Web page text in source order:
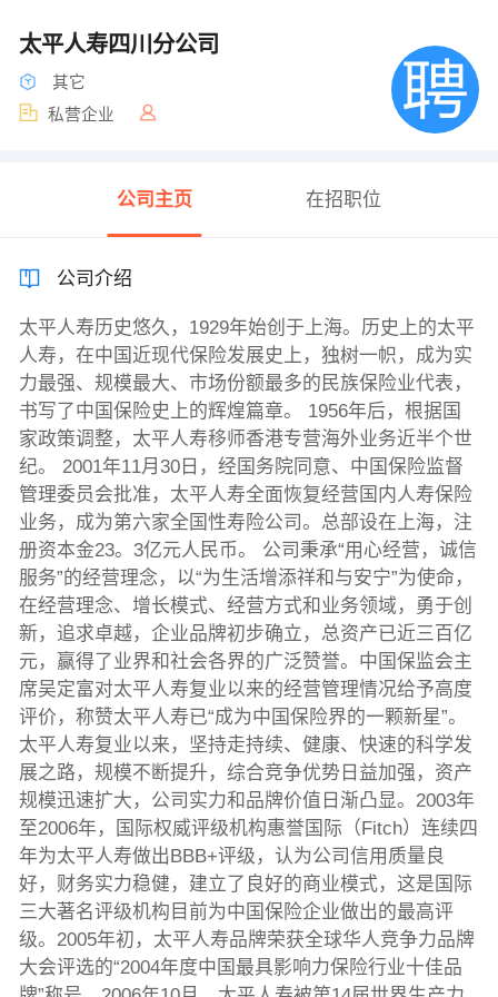
太平人寿四川分公司
其它
私营企业
公司主页 在招职位
公司介绍
太平人寿历史悠久，1929年始创于上海。历史上的太平
人寿，在中国近现代保险发展史上，独树一帜，成为实
力最强、规模最大、市场份额最多的民族保险业代表，
书写了中国保险史上的辉煌篇章。 1956年后，根据国
家政策调整，太平人寿移师香港专营海外业务近半个世
纪。 2001年11月30日，经国务院同意、中国保险监督
管理委员会批准，太平人寿全面恢复经营国内人寿保险
业务，成为第六家全国性寿险公司。总部设在上海，注
册资本金23。3亿元人民币。 公司秉承“用心经营，诚信
服务”的经营理念，以“为生活增添祥和与安宁”为使命，
在经营理念、增长模式、经营方式和业务领域，勇于创
新，追求卓越，企业品牌初步确立，总资产已近三百亿
元，赢得了业界和社会各界的广泛赞誉。中国保监会主
席吴定富对太平人寿复业以来的经营管理情况给予高度
评价，称赞太平人寿已“成为中国保险界的一颗新星”。
太平人寿复业以来，坚持走持续、健康、快速的科学发
展之路，规模不断提升，综合竞争优势日益加强，资产
规模迅速扩大，公司实力和品牌价值日渐凸显。2003年
至2006年，国际权威评级机构惠誉国际（Fitch）连续四
年为太平人寿做出BBB+评级，认为公司信用质量良
好，财务实力稳健，建立了良好的商业模式，这是国际
三大著名评级机构目前为中国保险企业做出的最高评
级。2005年初，太平人寿品牌荣获全球华人竞争力品牌
大会评选的“2004年度中国最具影响力保险行业十佳品